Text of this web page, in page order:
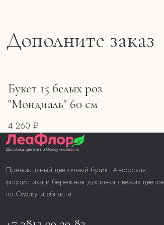
Дополните заказ
Букет 15 белых роз
"Мондиаль" 60 см
4 260 ₽
Премиальный цветочный бутик. Авторская
флористика и бережная доставка свежих цветов
по Омску и области.